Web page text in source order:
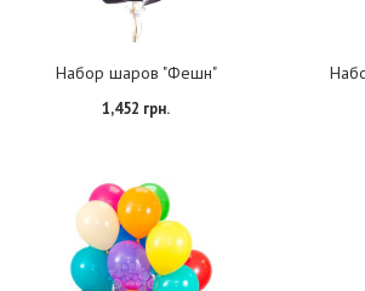
Набор шаров "Фешн"
1,452 грн.